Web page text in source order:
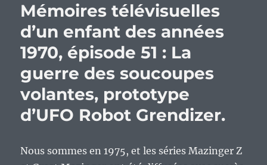
Mémoires télévisuelles
d’un enfant des années
1970, épisode 51 : La
guerre des soucoupes
volantes, prototype
d’UFO Robot Grendizer.
Nous sommes en 1975, et les séries Mazinger Z